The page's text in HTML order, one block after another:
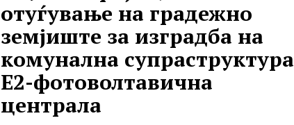
отуѓување на градежно
земјиште за изградба на
комунална супраструктура
Е2-фотоволтавична
централа